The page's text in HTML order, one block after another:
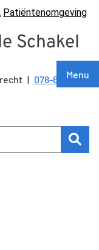
Patiëntenomgeving
Schakel
Menu
Tel:
078-6126262